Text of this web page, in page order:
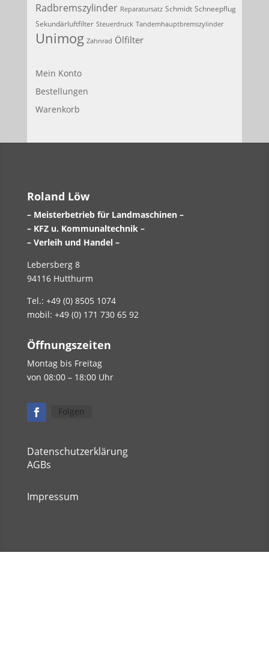
Radbremszylinder Reparatursatz Schmidt Schneepflug
Sekundärluftfilter Steuerdruck Tandemhauptbremszylinder
Unimog Zahnrad Ölfilter
Mein Konto
Bestellungen
Warenkorb
Roland Löw
– Meisterbetrieb für Landmaschinen –
– KFZ u. Kommunaltechnik –
– Verleih und Handel –
Lebersberg 8
94116 Hutthurm
Tel.: +49 (0) 8505 1074
mobil: +49 (0) 171 730 65 92
Öffnungszeiten
Montag bis Freitag
von 08:00 – 18:00 Uhr
Folgen
Datenschutzerklärung
AGBs
Impressum